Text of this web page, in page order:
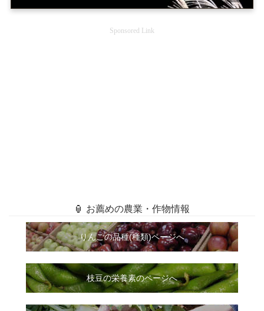
Sponsored Link
🏮 お薦めの農業・作物情報
りんごの品種(種類)ページへ
枝豆の栄養素のページへ